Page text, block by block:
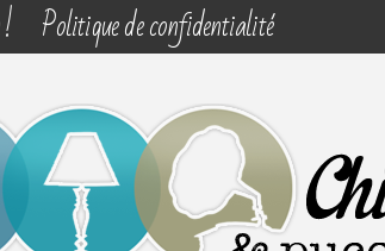
! Politique de confidentialité